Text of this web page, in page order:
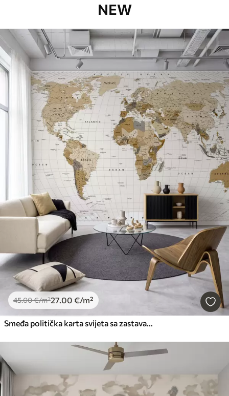
NEW
45.00€/m²27.00 €/m²
Smeđa politička karta svijeta sa zastavama na engleskom jeziku